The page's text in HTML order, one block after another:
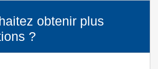
obtenir plus
?